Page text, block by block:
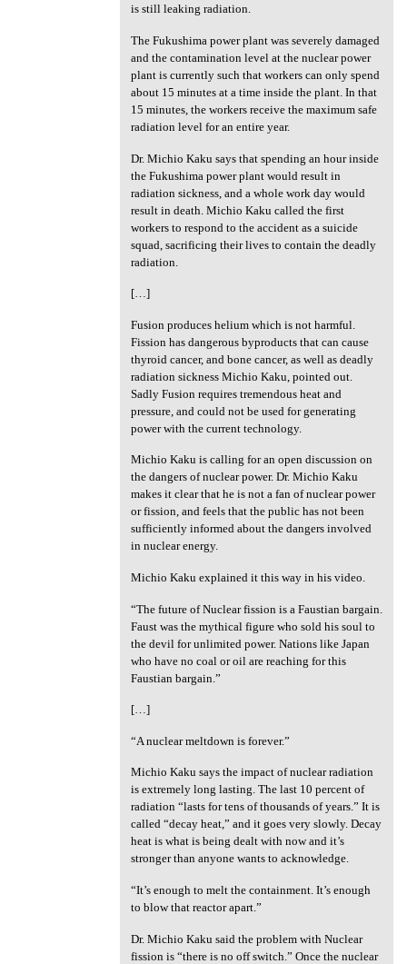
is still leaking radiation.
The Fukushima power plant was severely damaged
and the contamination level at the nuclear power
plant is currently such that workers can only spend
about 15 minutes at a time inside the plant. In that
15 minutes, the workers receive the maximum safe
radiation level for an entire year.
Dr. Michio Kaku says that spending an hour inside
the Fukushima power plant would result in
radiation sickness, and a whole work day would
result in death. Michio Kaku called the first
workers to respond to the accident as a suicide
squad, sacrificing their lives to contain the deadly
radiation.
[…]
Fusion produces helium which is not harmful.
Fission has dangerous byproducts that can cause
thyroid cancer, and bone cancer, as well as deadly
radiation sickness Michio Kaku, pointed out.
Sadly Fusion requires tremendous heat and
pressure, and could not be used for generating
power with the current technology.
Michio Kaku is calling for an open discussion on
the dangers of nuclear power. Dr. Michio Kaku
makes it clear that he is not a fan of nuclear power
or fission, and feels that the public has not been
sufficiently informed about the dangers involved
in nuclear energy.
Michio Kaku explained it this way in his video.
“The future of Nuclear fission is a Faustian bargain.
Faust was the mythical figure who sold his soul to
the devil for unlimited power. Nations like Japan
who have no coal or oil are reaching for this
Faustian bargain.”
[…]
“A nuclear meltdown is forever.”
Michio Kaku says the impact of nuclear radiation
is extremely long lasting. The last 10 percent of
radiation “lasts for tens of thousands of years.” It is
called “decay heat,” and it goes very slowly. Decay
heat is what is being dealt with now and it’s
stronger than anyone wants to acknowledge.
“It’s enough to melt the containment. It’s enough
to blow that reactor apart.”
Dr. Michio Kaku said the problem with Nuclear
fission is “there is no off switch.” Once the nuclear